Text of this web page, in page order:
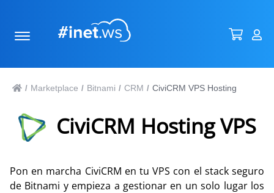
/ Marketplace / Bitnami / CRM / CiviCRM VPS Hosting
CiviCRM Hosting VPS
Pon en marcha CiviCRM en tu VPS con el stack seguro
de Bitnami y empieza a gestionar en un solo lugar los